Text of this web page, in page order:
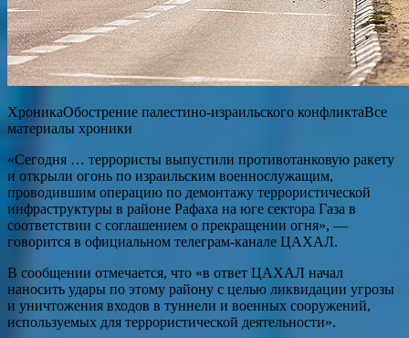
ХроникаОбострение палестино-израильского конфликтаВсе
материалы хроники
«Сегодня … террористы выпустили противотанковую ракету
и открыли огонь по израильским военнослужащим,
проводившим операцию по демонтажу террористической
инфраструктуры в районе Рафаха на юге сектора Газа в
соответствии с соглашением о прекращении огня», —
говорится в официальном телеграм-канале ЦАХАЛ.
В сообщении отмечается, что «в ответ ЦАХАЛ начал
наносить удары по этому району с целью ликвидации угрозы
и уничтожения входов в туннели и военных сооружений,
используемых для террористической деятельности».